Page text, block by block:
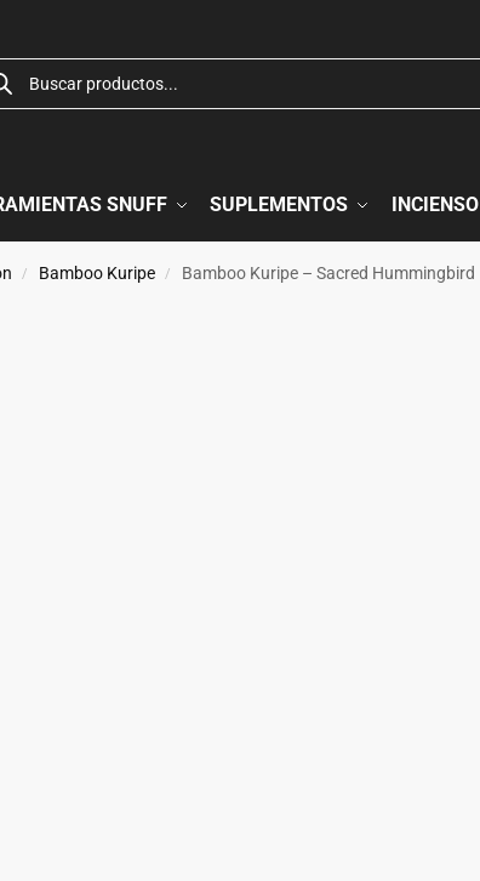
SNUFF SUPLEMENTOS INCIENSO
/ Bamboo Kuripe / Bamboo Kuripe – Sacred Hummingbird